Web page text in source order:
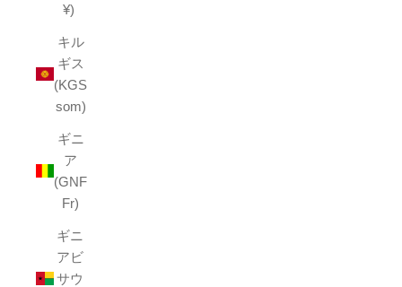
¥)
キル
ギス
(KGS
som)
ギニ
ア
(GNF
Fr)
ギニ
アビ
サウ